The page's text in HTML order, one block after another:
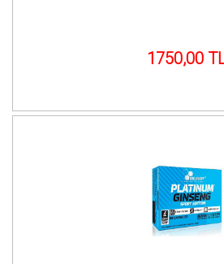
1750,00